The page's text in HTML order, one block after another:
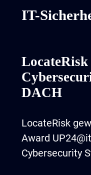
IT-
LocateRisk
DACH
LocateRisk
Award
Cybersecurity